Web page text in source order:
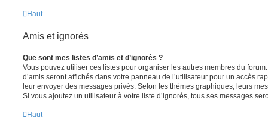
Haut
Amis et ignorés
Que sont mes listes d’amis et d’ignorés ?
Vous pouvez utiliser ces listes pour organiser les autres membres du
d’amis seront affichés dans votre panneau de l’utilisateur pour un accès
leur envoyer des messages privés. Selon les thèmes graphiques, leurs
Si vous ajoutez un utilisateur à votre liste d’ignorés, tous ses messages
Haut